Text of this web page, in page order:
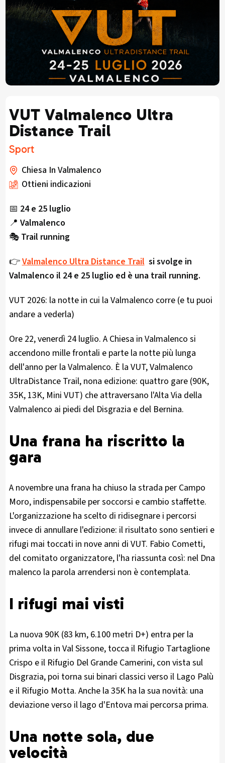
VUT Valmalenco Ultra
Distance Trail
Sport
Chiesa In Valmalenco
Ottieni indicazioni
📅 24 e 25 luglio
📍 Valmalenco
🎭 Trail running
👉Valmalenco Ultra Distance Trailsi svolge in
Valmalenco il 24 e 25 luglio ed è una trail running.
VUT 2026: la notte in cui la Valmalenco corre (e tu puoi
andare a vederla)
Ore 22, venerdì 24 luglio. A Chiesa in Valmalenco si
accendono mille frontali e parte la notte più lunga
dell'anno per la Valmalenco. È la VUT, Valmalenco
UltraDistance Trail, nona edizione: quattro gare (90K,
35K, 13K, Mini VUT) che attraversano l'Alta Via della
Valmalenco ai piedi del Disgrazia e del Bernina.
Una frana ha riscritto la
gara
A novembre una frana ha chiuso la strada per Campo
Moro, indispensabile per soccorsi e cambio staffette.
L'organizzazione ha scelto di ridisegnare i percorsi
invece di annullare l'edizione: il risultato sono sentieri e
rifugi mai toccati in nove anni di VUT. Fabio Cometti,
del comitato organizzatore, l'ha riassunta così: nel Dna
malenco la parola arrendersi non è contemplata.
I rifugi mai visti
La nuova 90K (83 km, 6.100 metri D+) entra per la
prima volta in Val Sissone, tocca il Rifugio Tartaglione
Crispo e il Rifugio Del Grande Camerini, con vista sul
Disgrazia, poi torna sui binari classici verso il Lago Palù
e il Rifugio Motta. Anche la 35K ha la sua novità: una
deviazione verso il lago d'Entova mai percorsa prima.
Una notte sola, due
velocità